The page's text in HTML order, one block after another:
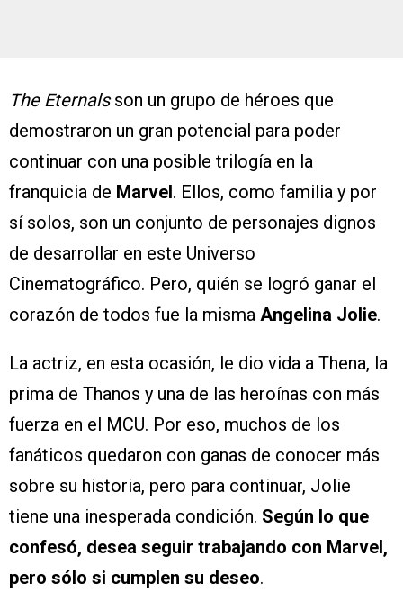
The Eternalsson un grupo de héroes que
demostraron un gran potencial para poder
continuar con una posible trilogía en la
franquicia de Marvel . Ellos, como familia y por
sí solos, son un conjunto de personajes dignos
de desarrollar en este Universo
Cinematográfico. Pero, quién se logró ganar el
corazón de todos fue la misma Angelina Jolie.
La actriz, en esta ocasión, le dio vida a Thena, la
prima de Thanos y una de las heroínas con más
fuerza en el MCU. Por eso, muchos de los
fanáticos quedaron con ganas de conocer más
sobre su historia, pero para continuar, Jolie
tiene una inesperada condición. Según lo que
confesó, desea seguir trabajando con Marvel,
pero sólo si cumplen su deseo.